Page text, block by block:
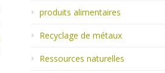
produits alimentaires
Recyclage de métaux
Ressources naturelles